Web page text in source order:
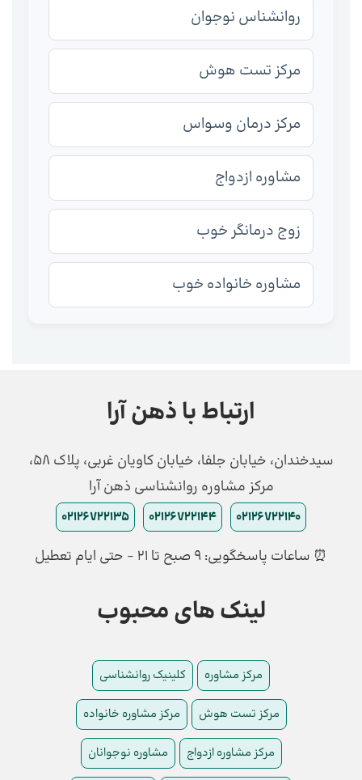
روانشناس نوجوان
مرکز تست هوش
مرکز درمان وسواس
مشاوره ازدواج
زوج درمانگر خوب
مشاوره خانواده خوب
ارتباط با ذهن آرا
سیدخندان، خیابان جلفا، خیابان کاویان غربی، پلاک 58،
مرکز مشاوره روانشناسی ذهن آرا
02126722140
02126722144
02126722135
⏰ ساعات پاسخگویی: ۹ صبح تا ۲۱ - حتی ایام تعطیل
لینک های محبوب
مرکز مشاوره کلینیک روانشناسی
مرکز تست هوش مرکز مشاوره خانواده
مرکز مشاوره ازدواج مشاوره نوجوانان